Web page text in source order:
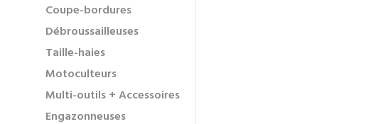
Coupe-bordures
Débroussailleuses
Taille-haies
Motoculteurs
Multi-outils + Accessoires
Engazonneuses